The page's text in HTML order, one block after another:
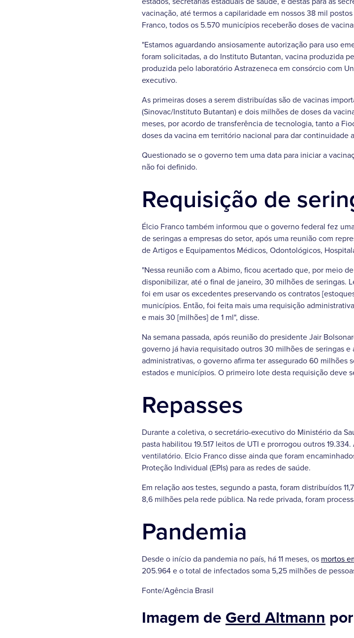
vacinação, até termos a capilaridade em nossos 38 mil
Franco, todos os 5.570 municípios receberão doses de
"Estamos aguardando ansiosamente autorização para uso
foram solicitadas, a do Instituto Butantan, vacina produzida
produzida pelo laboratório Astrazeneca em consórcio com
executivo.
As primeiras doses a serem distribuídas são de vacinas
(Sinovac/Instituto Butantan) e dois milhões de doses da
meses, por acordo de transferência de tecnologia, tanto a
doses da vacina em território nacional para dar continuidade
Questionado se o governo tem uma data para iniciar a
não foi definido.
Requisição de
Élcio Franco também informou que o governo federal fez
de seringas a empresas do setor, após uma reunião com
de Artigos e Equipamentos Médicos, Odontológicos,
"Nessa reunião com a Abimo, ficou acertado que, por meio
disponibilizar, até o final de janeiro, 30 milhões de seringas.
foi em usar os excedentes preservando os contratos
municípios. Então, foi feita mais uma requisição
e mais 30 [milhões] de 1 ml", disse.
Na semana passada, após reunião do presidente Jair
governo já havia requisitado outros 30 milhões de seringas e
administrativas, o governo afirma ter assegurado 60 milhões
estados e municípios. O primeiro lote desta requisição deve
Repasses
Durante a coletiva, o secretário-executivo do Ministério da
pasta habilitou 19.517 leitos de UTI e prorrogou outros
ventilatório. Elcio Franco disse ainda que foram
Proteção Individual (EPIs) para as redes de saúde.
Em relação aos testes, segundo a pasta, foram distribuídos
8,6 milhões pela rede pública. Na rede privada, foram
Pandemia
Desde o início da pandemia no país, há 11 meses, os mortos
205.964 e o total de infectados soma 5,25 milhões de
Fonte/Agência Brasil
Imagem de Gerd Altmann por